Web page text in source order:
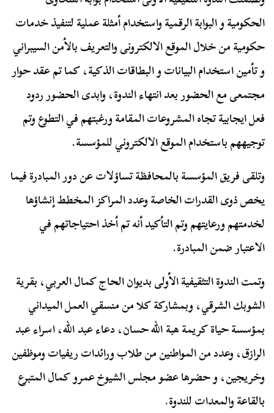
الحكومية و البوابة الرقمية واستخدام أمثلة عملية لتنفيذ خدمات
حكومية من خلال الموقع الالكترونى والتعريف بالأمن السيبراني
و تأمين استخدام البيانات و البطاقات الذكية، كما تم عقد حوار
مجتمعى مع الحضور بعد انتهاء الندوة، وابدى الحضور ردود
فعل ايجابية تجاه المشروعات المقامة ورغبتهم في التطوع وتم
توجيههم باستخدام الموقع الالكتروني للمؤسسة.
وتلقى فريق المؤسسة بالمحافظة تساؤلات عن دور المبادرة فيما
يخص ذوى القدرات الخاصة وعدد المراكز المخطط إنشاؤها
لخدمتهم ورعايتهم وتم التأكيد أنه تم أخذ احتياجاتهم في
الاعتبار ضمن المبادرة.
وتمت الندوة التثقيفية الأولى بديوان الحاج كمال العربي، بقرية
الشوبك الشرقي، وبمشاركة كلا من منسقي العمل الميداني
بمؤسسة حياة كريمة هبة الله حسان، دعاء عبد الله، اسراء عبد
الرازق، وعدد من المواطنين من طلاب ورائدات ريفيات وموظفين
وخريجين، و حضرها عضو مجلس الشيوخ عمرو كمال المتبرع
بالقاعة والمعدات للندوة.